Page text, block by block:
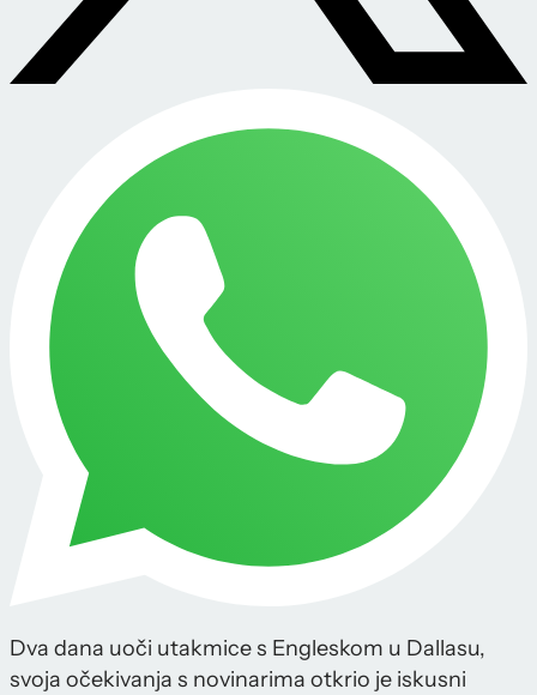
Dva dana uoči utakmice s Engleskom u Dallasu,
svoja očekivanja s novinarima otkrio je iskusni